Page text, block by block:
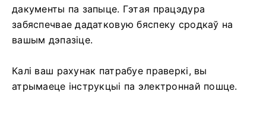
дакументы па запыце. Гэтая працэдура
забяспечвае дадатковую бяспеку сродкаў на
вашым дэпазіце.
Калі ваш рахунак патрабуе праверкі, вы
атрымаеце інструкцыі па электроннай пошце.